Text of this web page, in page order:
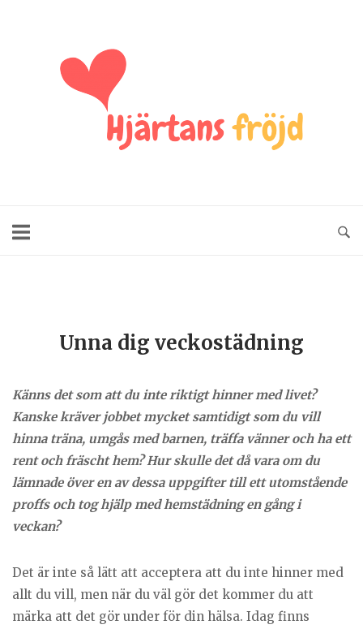
Unna dig veckostädning
Känns det som att du inte riktigt hinner med livet?
Kanske kräver jobbet mycket samtidigt som du vill
hinna träna, umgås med barnen, träffa vänner och ha ett
rent och fräscht hem? Hur skulle det då vara om du
lämnade över en av dessa uppgifter till ett utomstående
proffs och tog hjälp med hemstädning en gång i
veckan?
Det är inte så lätt att acceptera att du inte hinner med
allt du vill, men när du väl gör det kommer du att
märka att det gör under för din hälsa. Idag finns